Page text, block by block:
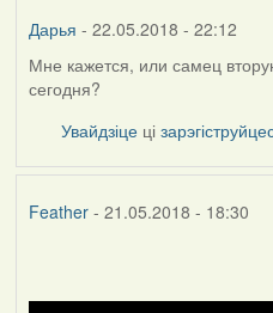
Дарья - 22.05.2018 - 22:12
Мне кажется, или самец
сегодня?
Увайдзіце ці
Feather- 21.05.2018 - 18:30